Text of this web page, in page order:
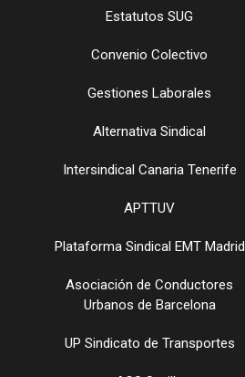
Estatutos SUG
Convenio Colectivo
Gestiones Laborales
Alternativa Sindical
Intersindical Canaria Tenerife
APTTUV
Plataforma Sindical EMT Madrid
Asociación de Conductores
Urbanos de Barcelona
UP Sindicato de Transportes